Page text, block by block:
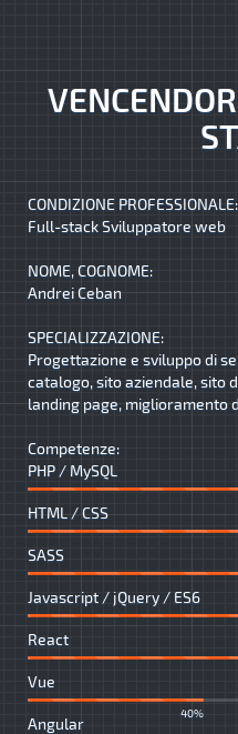
CONDIZIONE PROFESSIONALE:
Full-stack Sviluppatore web
NOME, COGNOME:
Andrei Ceban
SPECIALIZZAZIONE:
Progettazione e sviluppo di
catalogo, sito aziendale, sito
landing page, miglioramento
Competenze:
PHP / MySQL
HTML / CSS
SASS
Javascript / jQuery / ES6
React
Vue
40%
Angular